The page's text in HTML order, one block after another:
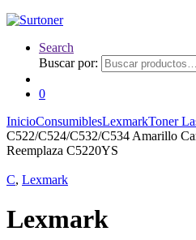
Search
Buscar por:
0
InicioConsumiblesLexmarkToner
C522/C524/C532/C534 Amarillo
Reemplaza C5220YS
C, Lexmark
Lexmark